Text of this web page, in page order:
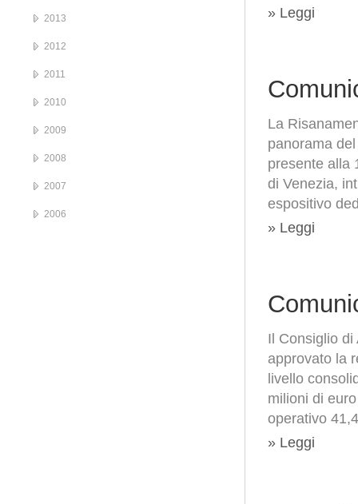
» Leggi
La
panorama
presente alla
di Venezia,
espositivo
» Leggi
Il Consiglio
approvato la
livello
milioni di
operativo
» Leggi
2013
2012
2011
2010
2009
2008
2007
2006